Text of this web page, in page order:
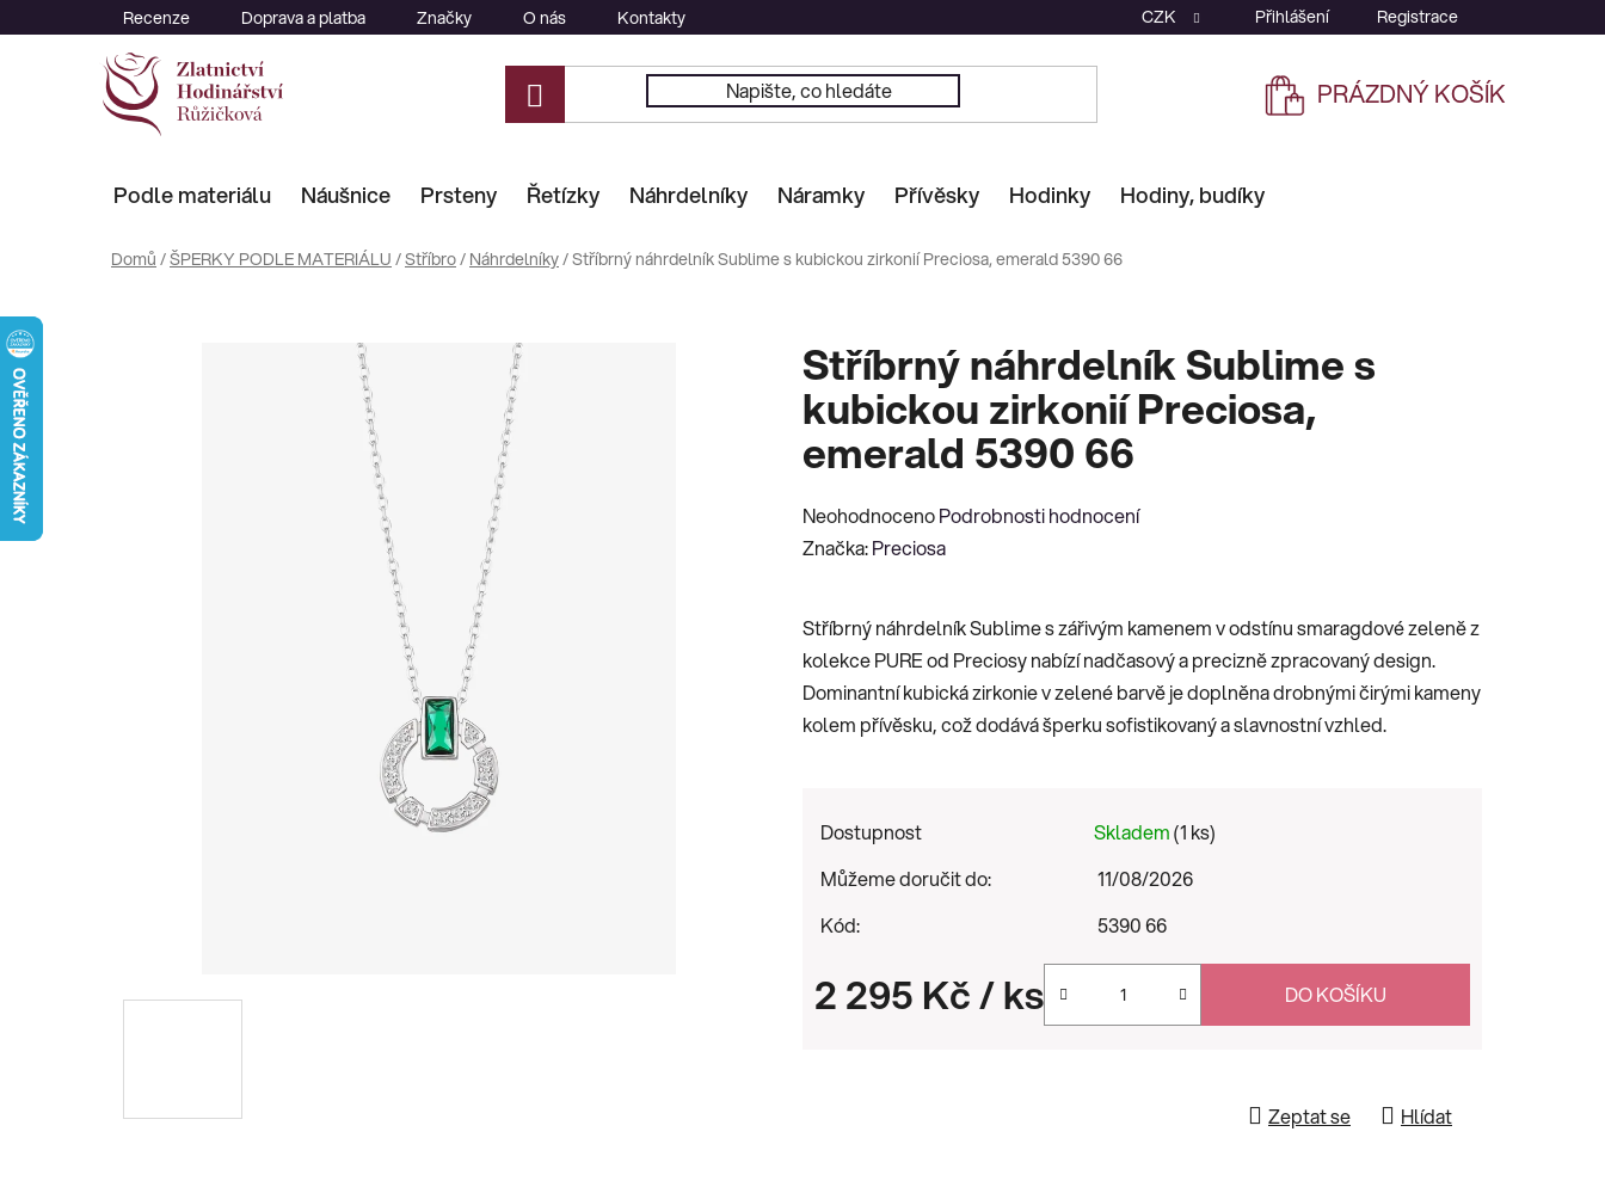
na
Recenze Doprava a platba Značky O nás Kontakty CZK Přihlášení Registrace
NÁKUPNÍ
PRÁZDNÝ KOŠÍK
Podle materiálu Náušnice Prsteny Řetízky Náhrdelníky Náramky Přívěsky Hodinky Hodiny, budíky
Domů /ŠPERKY PODLE MATERIÁLU /Stříbro/ Náhrdelníky/Stříbrný náhrdelník Sublime s kubickou zirkonií Preciosa, emerald 5390 66
Stříbrný náhrdelník Sublime s
kubickou zirkonií Preciosa,
emerald 5390 66
Průměrné
hodnocení
0,0
z
5
hvězdiček.
NeohodnocenoPodrobnosti hodnocení
Značka:Preciosa
Stříbrný náhrdelník Sublime s zářivým kamenem v odstínu smaragdové zeleně z
kolekce PURE od Preciosy nabízí nadčasový a precizně zpracovaný design.
Dominantní kubická zirkonie v zelené barvě je doplněna drobnými čirými kameny
kolem přívěsku, což dodává šperku sofistikovaný a slavnostní vzhled.
Dostupnost Skladem(1 ks)
Můžeme doručit do:
11/08/2026
Kód:
5390 66
2 295 Kč/ ks DO KOŠÍKU
Zeptat se Hlídat